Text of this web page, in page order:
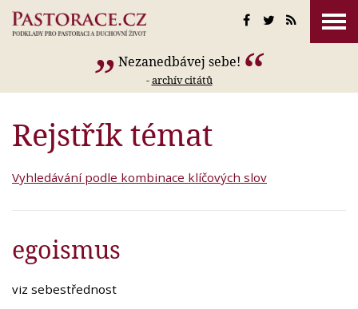
Nezanedbávej sebe!
-archív citátů
Rejstřík témat
Vyhledávání podle kombinace klíčových slov
egoismus
viz sebestřednost